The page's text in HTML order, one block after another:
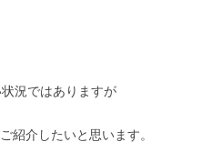
況ではありますが
紹介したいと思います。